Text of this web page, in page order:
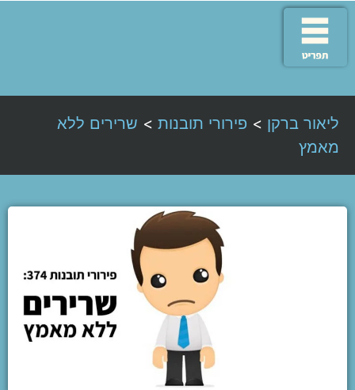
ליאור ברקן > פירורי תובנות > שרירים ללא
מאמץ